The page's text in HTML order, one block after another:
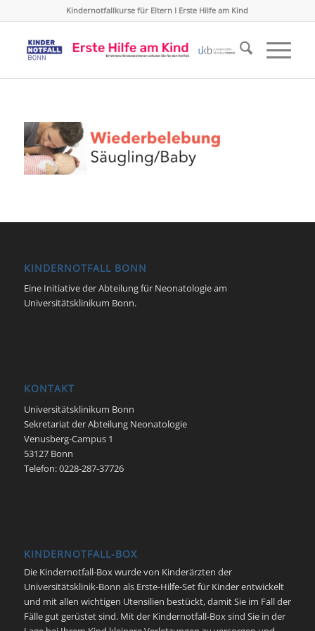
Kindernotfallkurse für Eltern I Erste Hilfe am Kind
KINDERNOTFALL BONN
Eine Initiative der Abteilung für Neonatologie am
Universitätsklinikum Bonn.
KONTAKT
Universitätsklinikum Bonn
Sekretariat der Abteilung Neonatologie
Venusberg-Campus 1
53127 Bonn
Telefon: 0228-287-37726
KINDERNOTFALL-BOX
Die Kindernotfall-Box wurde von Kinderärzten der
Universitätsklinik-Bonn als Erste-Hilfe-Set für Kinder entwickelt
und mit allen wichtigen Utensilien bestückt, damit Sie im Fall der
Fälle gut gerüstet sind. Mit der Kindernotfall-Box sind Sie in der